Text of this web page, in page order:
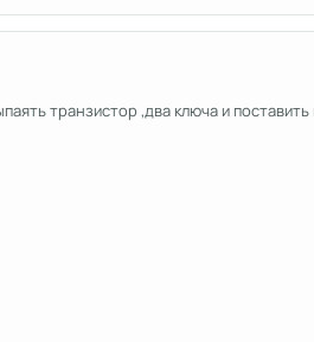
транзистор ,два ключа и